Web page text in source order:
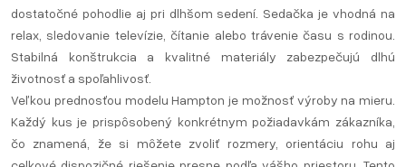
dostatočné pohodlie aj pri dlhšom sedení. Sedačka je vhodná na
relax, sledovanie televízie, čítanie alebo trávenie času s rodinou.
Stabilná konštrukcia a kvalitné materiály zabezpečujú dlhú
životnosť a spoľahlivosť.
Veľkou prednosťou modelu Hampton je možnosť výroby na mieru.
Každý kus je prispôsobený konkrétnym požiadavkám zákazníka,
čo znamená, že si môžete zvoliť rozmery, orientáciu rohu aj